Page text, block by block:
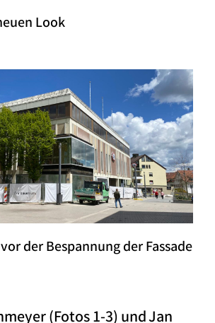
Look
der Bespannung der Fassade
(Fotos 1-3) und Jan